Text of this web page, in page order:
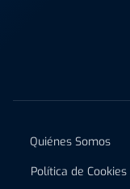
Quiénes Somos
Política de Cookies